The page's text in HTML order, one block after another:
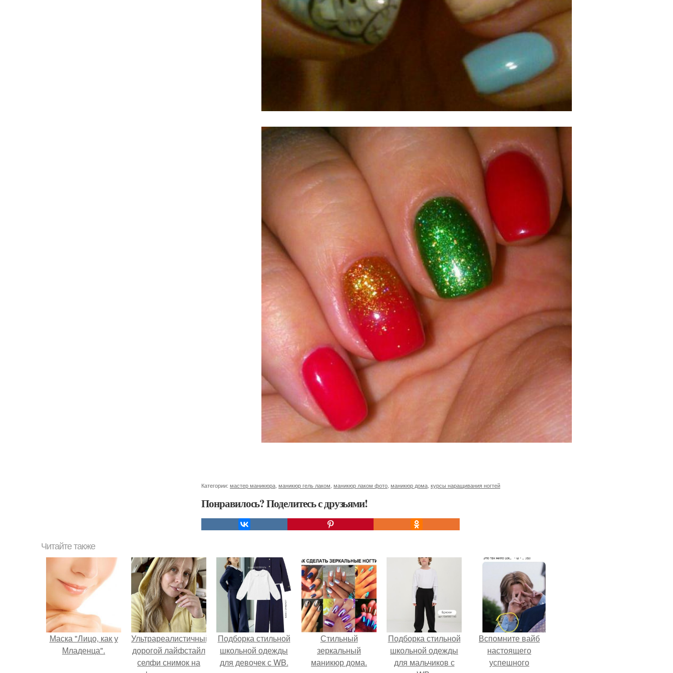
Категории: мастер маникюра маникюр гель лаком маникюр лаком фото маникюр дома курсы наращивания ногтей
Понравилось? Поделитесь с друзьями!
Читайте также
Маска "Лицо, как у
Младенца".
Ультрареалистичный
дорогой лайфстайл
селфи снимок на
Подборка стильной
школьной одежды
для девочек с WB.
Стильный
зеркальный
маникюр дома.
Подборка стильной
школьной одежды
для мальчиков с
Вспомните вайб
настоящего
успешного